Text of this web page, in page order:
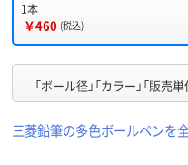
1本
￥460 (税込)
「ボール径」「カラー」「販売
三菱鉛筆の多色ボールペンを